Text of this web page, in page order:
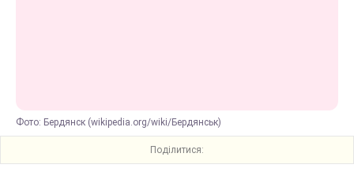
Фото: Бердянск (wikipedia.org/wiki/Бердянськ)
Поділитися: